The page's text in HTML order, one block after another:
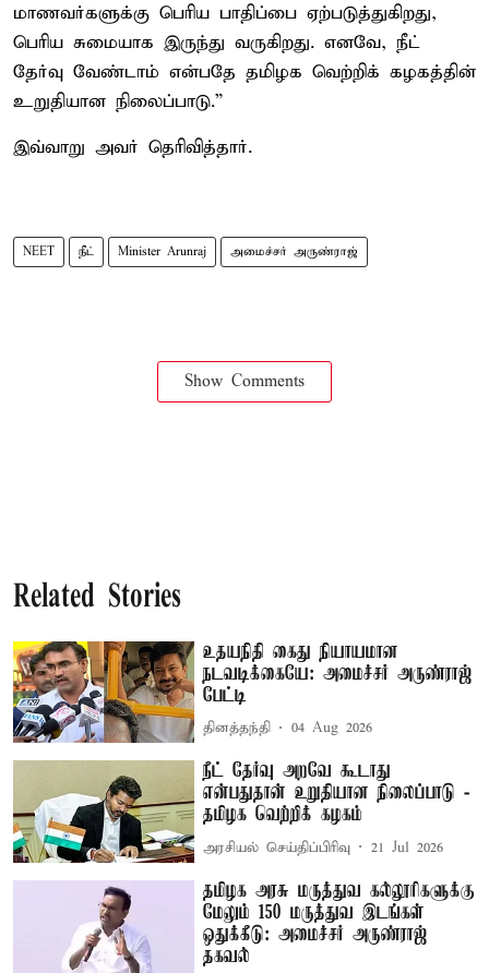
மாணவர்களுக்கு பெரிய பாதிப்பை ஏற்படுத்துகிறது,
பெரிய சுமையாக இருந்து வருகிறது. எனவே, நீட்
தேர்வு வேண்டாம் என்பதே தமிழக வெற்றிக் கழகத்தின்
உறுதியான நிலைப்பாடு.”
இவ்வாறு அவர் தெரிவித்தார்.
NEET நீட் Minister Arunraj அமைச்சர் அருண்ராஜ்
Show Comments
Related Stories
உதயநிதி கைது நியாயமான
நடவடிக்கையே: அமைச்சர் அருண்ராஜ்
பேட்டி
தினத்தந்தி 04 Aug 2026
நீட் தேர்வு அறவே கூடாது
என்பதுதான் உறுதியான நிலைப்பாடு -
தமிழக வெற்றிக் கழகம்
அரசியல் செய்திப்பிரிவு 21 Jul 2026
தமிழக அரசு மருத்துவ கல்லூரிகளுக்கு
மேலும் 150 மருத்துவ இடங்கள்
ஒதுக்கீடு: அமைச்சர் அருண்ராஜ்
தகவல்